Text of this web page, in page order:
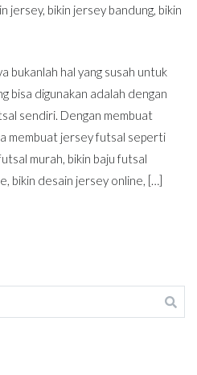
jersey, bikin jersey bandung, bikin
bukanlah hal yang susah untuk
bisa digunakan adalah dengan
sendiri. Dengan membuat
membuat jersey futsal seperti
murah, bikin baju futsal
bikin desain jersey online, […]